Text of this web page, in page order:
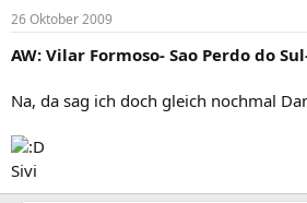
26 Oktober 2009
AW: Vilar Formoso- Sao Perdo do
Na, da sag ich doch gleich nochmal
Sivi